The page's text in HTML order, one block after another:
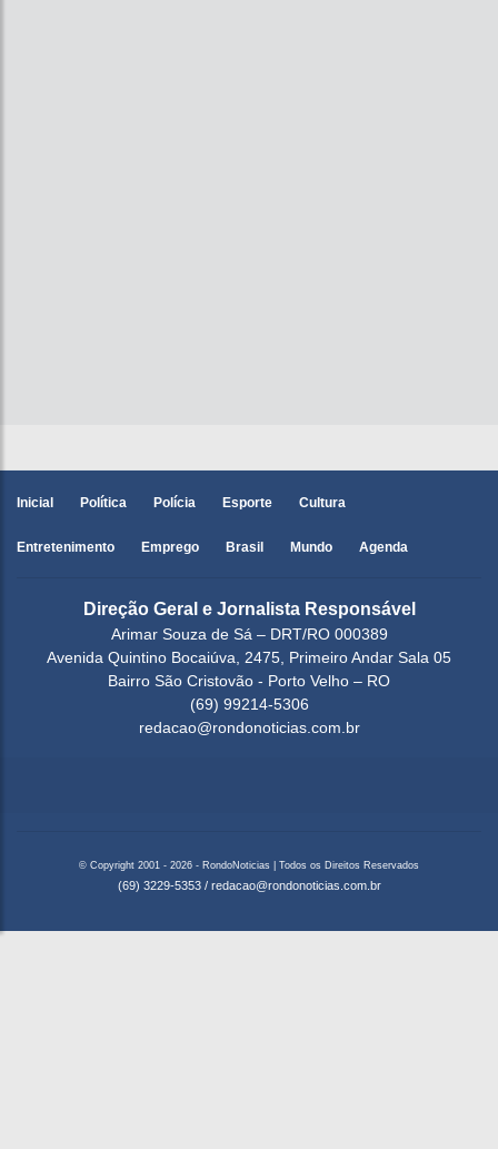
Inicial Política Polícia Esporte Cultura
Entretenimento Emprego Brasil Mundo Agenda
Direção Geral e Jornalista Responsável
Arimar Souza de Sá – DRT/RO 000389
Avenida Quintino Bocaiúva, 2475, Primeiro Andar Sala 05
Bairro São Cristovão - Porto Velho – RO
(69) 99214-5306
redacao@rondonoticias.com.br
© Copyright 2001 - 2026 - RondoNoticias | Todos os Direitos Reservados
(69) 3229-5353 / redacao@rondonoticias.com.br